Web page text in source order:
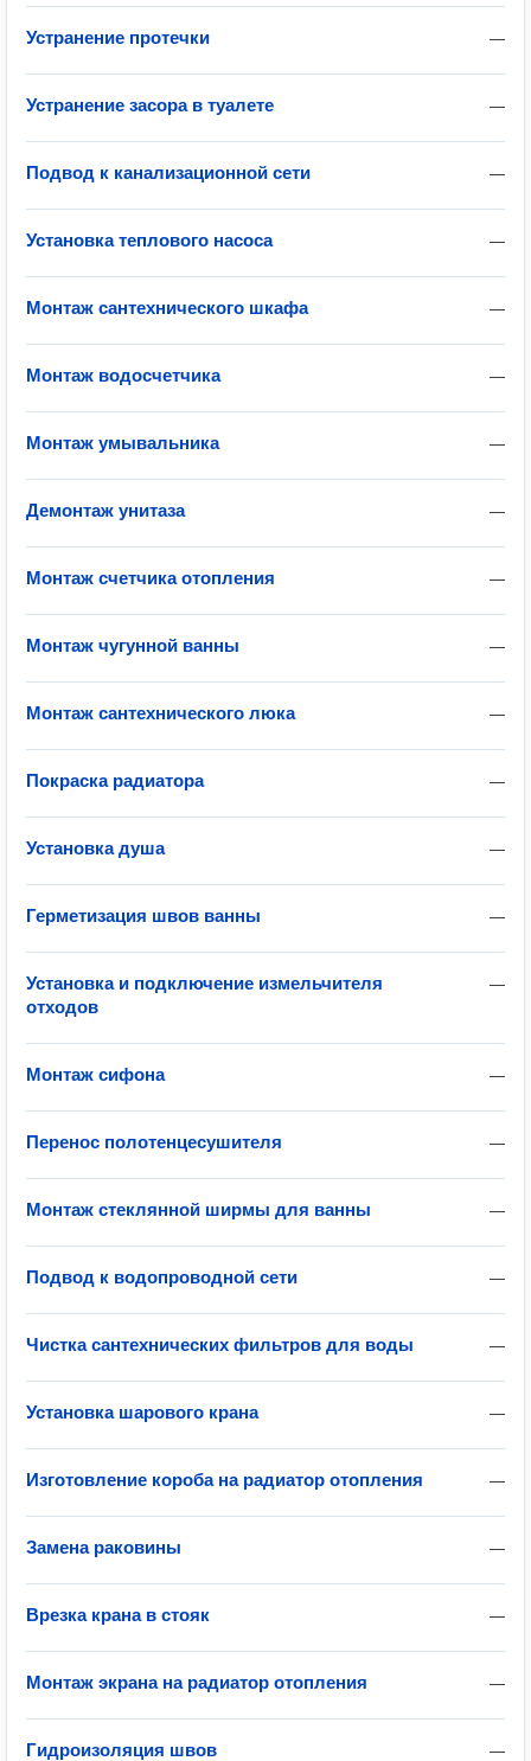
—
Устранение протечки
—
Устранение засора в туалете
—
Подвод к канализационной сети
—
Установка теплового насоса
—
Монтаж сантехнического шкафа
—
Монтаж водосчетчика
—
Монтаж умывальника
—
Демонтаж унитаза
—
Монтаж счетчика отопления
—
Монтаж чугунной ванны
—
Монтаж сантехнического люка
—
Покраска радиатора
—
Установка душа
—
Герметизация швов ванны
—
Установка и подключение измельчителя
отходов
—
Монтаж сифона
—
Перенос полотенцесушителя
—
Монтаж стеклянной ширмы для ванны
—
Подвод к водопроводной сети
—
Чистка сантехнических фильтров для воды
—
Установка шарового крана
—
Изготовление короба на радиатор отопления
—
Замена раковины
—
Врезка крана в стояк
—
Монтаж экрана на радиатор отопления
—
Гидроизоляция швов